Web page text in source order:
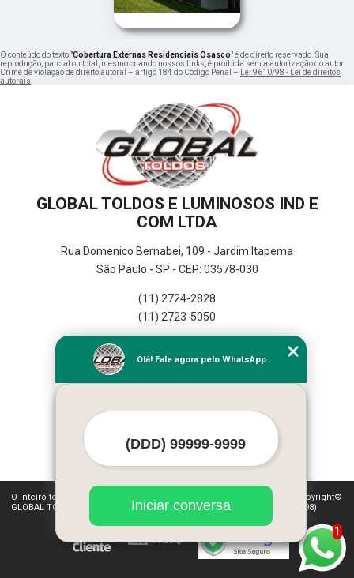
O conteúdo do texto "Cobertura Externas Residenciais Osasco" é de direito reservado. Sua
reprodução, parcial ou total, mesmo citando nossos links, é proibida sem a autorização do autor.
Crime de violação de direito autoral – artigo 184 do Código Penal –
Lei 9610/98 - Lei de direitos
autorais
GLOBAL TOLDOS E LUMINOSOS IND E
COM LTDA
Rua Domenico Bernabei, 109 - Jardim Itapema
São Paulo - SP - CEP: 03578-030
(11) 2724-2828
(11) 2723-5050
Empresa
Missão
Mapa do site
Mais Serviços
O inteiro teor deste site está sujeito à proteção de direitos autorais. Copyright©
GLOBAL TOLDOS E LUMINOSOS IND E COM LTDA (Lei 9610 de 19/02/1998)
1
Olá! Fale agora pelo WhatsApp.
Iniciar conversa